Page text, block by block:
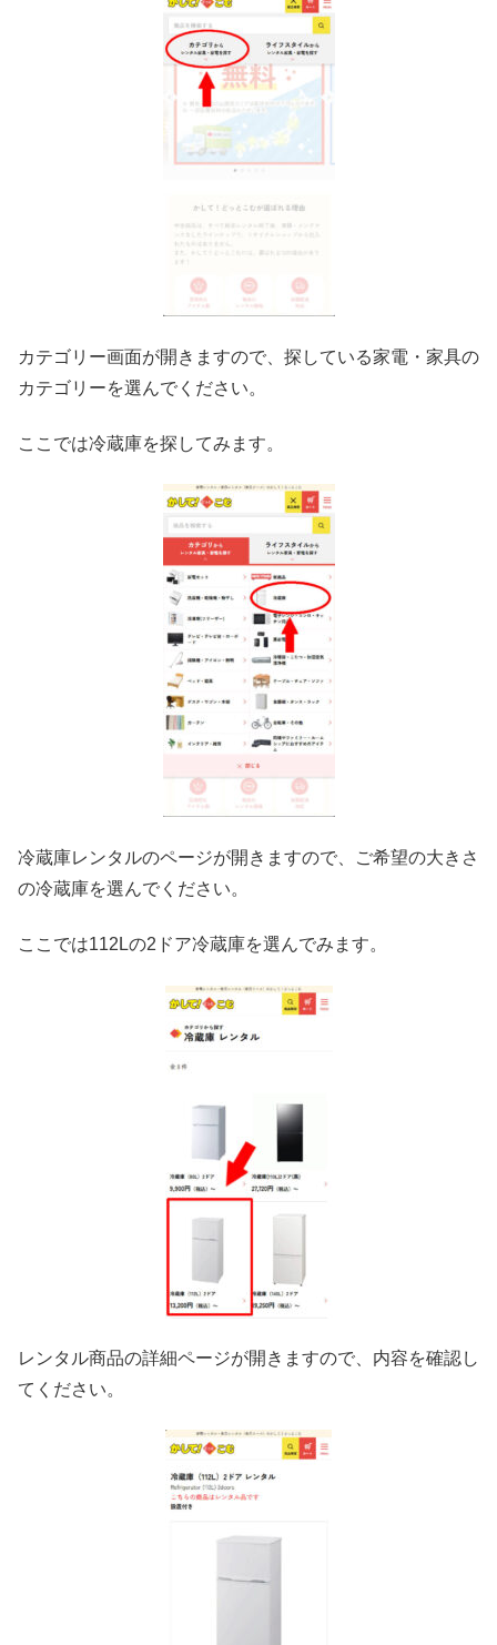
カテゴリー画面が開きますので、探している家電・家具の
カテゴリーを選んでください。
ここでは冷蔵庫を探してみます。
冷蔵庫レンタルのページが開きますので、ご希望の大きさ
の冷蔵庫を選んでください。
ここでは112Lの2ドア冷蔵庫を選んでみます。
レンタル商品の詳細ページが開きますので、内容を確認し
てください。